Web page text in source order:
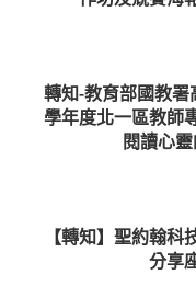
轉知-教育部國教
學年度北一區教師
閱讀心
【轉知】聖約翰
分享